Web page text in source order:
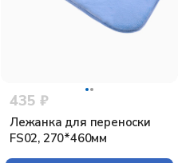
435 ₽
Лежанка для переноски
FS02, 270*460мм